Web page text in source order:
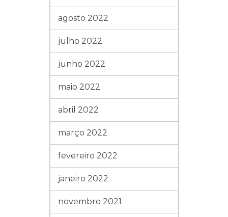
agosto 2022
julho 2022
junho 2022
maio 2022
abril 2022
março 2022
fevereiro 2022
janeiro 2022
novembro 2021